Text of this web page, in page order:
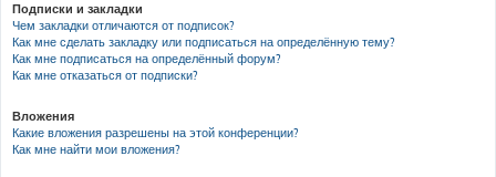
Подписки и закладки
Чем закладки отличаются от подписок?
Как мне сделать закладку или подписаться на определённую тему?
Как мне подписаться на определённый форум?
Как мне отказаться от подписки?
Вложения
Какие вложения разрешены на этой конференции?
Как мне найти мои вложения?